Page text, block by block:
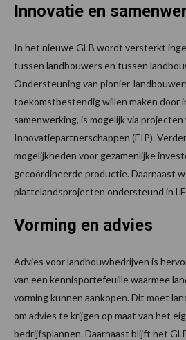
Innovatie en
In het nieuwe GLB wordt versterkt
tussen landbouwers en tussen
Ondersteuning van pionier-
toekomstbestendig willen maken door
samenwerking, is mogelijk via projecten
Innovatiepartnerschappen (EIP).
mogelijkheden voor gezamenlijke
gecoördineerde productie. Daarnaast
plattelandsprojecten ondersteund in
Vorming en advies
Advies voor landbouwbedrijven is
van een kennisportefeuille waarmee
vorming kunnen aankopen. Dit moet
om advies te krijgen op maat van het
bedrijfsplannen. Daarnaast blijft het